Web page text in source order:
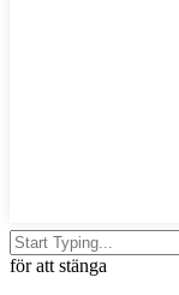
för att stänga